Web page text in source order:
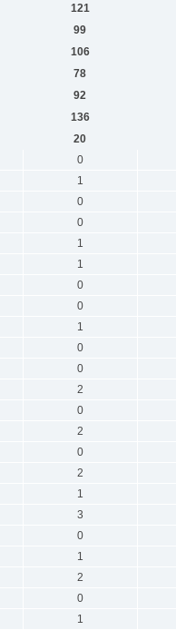
121
99
106
78
92
136
20
0
1
0
0
1
1
0
0
1
0
0
2
0
2
0
2
1
3
0
1
2
0
1